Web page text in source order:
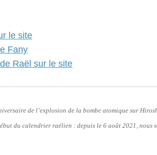
le site
Fany
Raël sur le site
de l’explosion de la bombe atomique sur
du calendrier raélien : depuis le 6 août 2021, nous